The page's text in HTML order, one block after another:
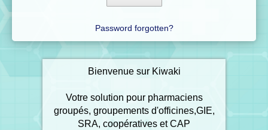
Password forgotten?
Bienvenue sur Kiwaki
Votre solution pour pharmaciens
groupés, groupements d'officines,GIE,
SRA, coopératives et CAP